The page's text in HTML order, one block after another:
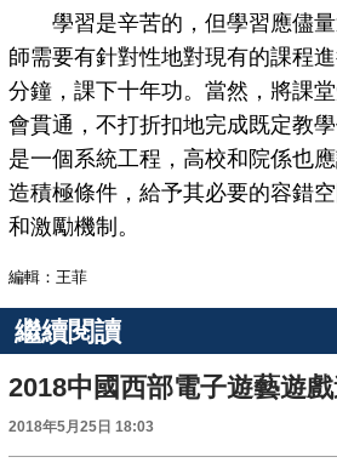
學習是辛苦的，但學習應儘量
師需要有針對性地對現有的課程
分鐘，課下十年功。當然，將課
會貫通，不打折扣地完成既定教
是一個系統工程，高校和院係也
造積極條件，給予其必要的容錯
和激勵機制。
編輯：王菲
繼續閱讀
2018年5月25日 18:03